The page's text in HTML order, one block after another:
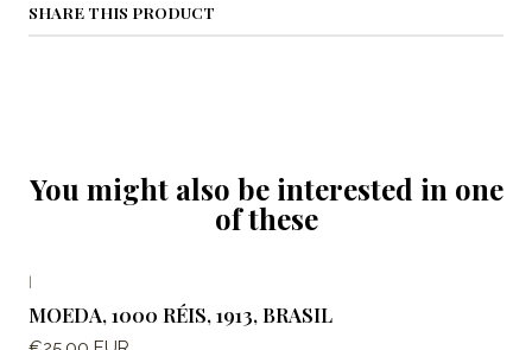
SHARE THIS PRODUCT
You might also be interested in one
of these
|
MOEDA, 1000 RÉIS, 1913, BRASIL